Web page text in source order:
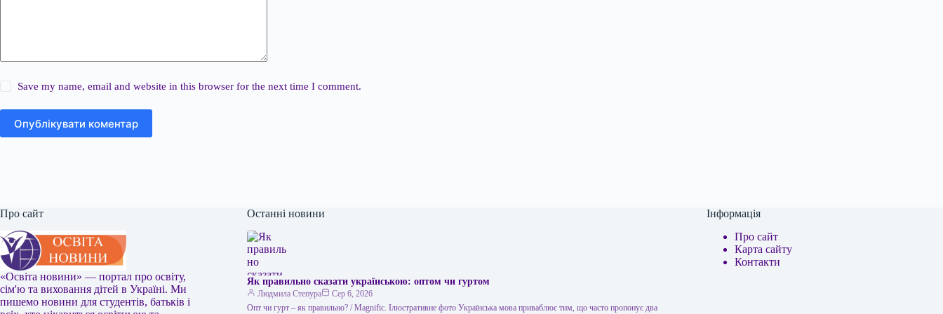
Save my name, email and website in this browser for the next time I comment.
Опублікувати коментар
Про сайт
«Освіта новини» — портал про освіту,
сім'ю та виховання дітей в Україні. Ми
пишемо новини для студентів, батьків і
Останні новини
Як правильно сказати українською: оптом чи гуртом
Людмила Степура
Сер 6, 2026
Опт чи гурт – як правильно? / Мagnific. Ілюстративне фото Українська мова приваблює тим, що часто пропонує два
Інформація
Про сайт
Карта сайту
Контакти